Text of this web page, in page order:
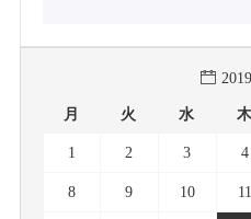
月 火 水 木
1 2 3 4
8 9 10 11